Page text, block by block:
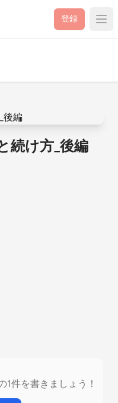
登録
続け方_後編
1件を書きましょう！